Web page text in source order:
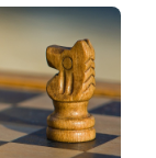
КазНУ
–